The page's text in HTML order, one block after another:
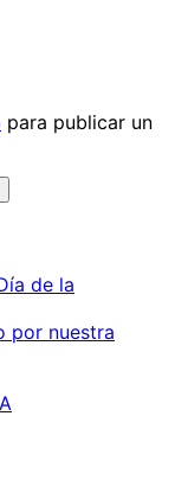
para publicar un
de la
por nuestra